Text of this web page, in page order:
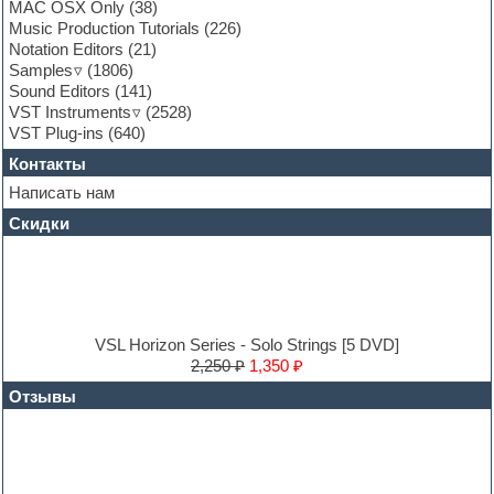
General MIDI kits
Guitar emulation
Guitar loops
Guitar processing and effects
Hands-up samples
Hardstyle
Heavy metal sample packs
Hip-hop
House music
Hypersonic
Jazz
Massive presets
Mastering plug-ins
MAC OSX Only (38)
Music Production Tutorials (226)
Notation Editors (21)
Samples
(1806)
Sound Editors (141)
VST Instruments
(2528)
VST Plug-ins (640)
Контакты
Написать нам
Скидки
VSL Horizon Series - Solo Strings [5 DVD]
2,250 ₽ 1,350 ₽
Отзывы